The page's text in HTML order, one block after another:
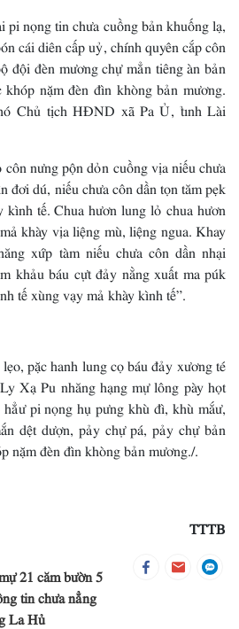
nọng tin chưa cuồng bản khuống lạ,
cái diên cấp uỷ, chính quyên cắp côn
đội đèn mương chự mẳn tiêng àn bản
nặm đèn đìn khòng bản mương.
Chủ tịch HĐND xã Pa Ủ, tỉnh Lài
nưng pộn dỏn cuồng vịa niếu chưa
đơi dú, niếu chưa côn dần tọn tăm pẹk
kình tế. Chua hươn lung lỏ chua hươn
khày vịa liệng mù, liệng ngua. Khay
xứp tàm niếu chưa côn dần nhại
khảu báu cựt đảy nằng xuất ma púk
tế xùng vạy mả khày kình tế”.
pặc hanh lung cọ báu đảy xương té
Xạ Pu nhăng hạng mự lông pày họt
pi nọng hụ pưng khù đì, khù mắư,
dệt dượn, pảy chự pá, pảy chự bản
nặm đèn đìn khòng bản mương./.
TTTB
21 căm bườn 5
tin chưa nẳng
La Hủ